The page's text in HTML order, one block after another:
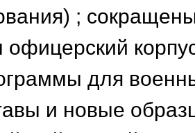
;
для
и новые